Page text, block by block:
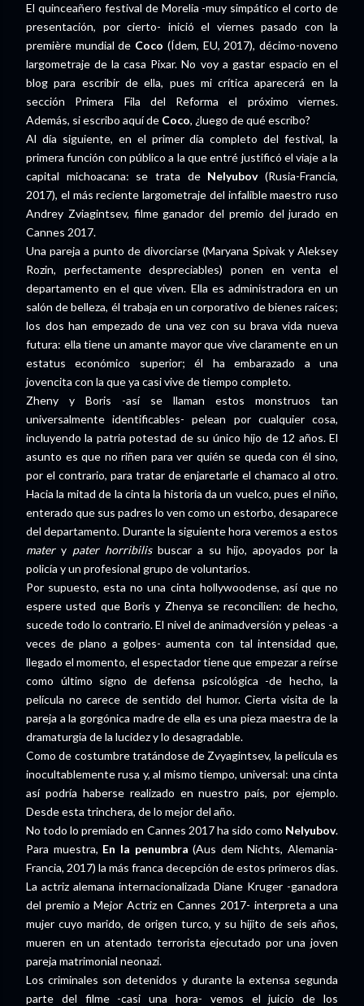
El quinceañero festival de Morelia -muy simpático el corto de
presentación, por cierto- inició el viernes pasado con la
première mundial de Coco (Ídem, EU, 2017), décimo-noveno
largometraje de la casa Pixar. No voy a gastar espacio en el
blog para escribir de ella, pues mi crítica aparecerá en la
sección Primera Fila del Reforma el próximo viernes.
Además, si escribo aquí de Coco, ¿luego de qué escribo?
Al día siguiente, en el primer día completo del festival, la
primera función con público a la que entré justificó el viaje a la
capital michoacana: se trata de Nelyubov(Rusia-Francia,
2017), el más reciente largometraje del infalible maestro ruso
Andrey Zviagintsev, filme ganador del premio del jurado en
Cannes 2017.
Una pareja a punto de divorciarse (Maryana Spivak y Aleksey
Rozin, perfectamente despreciables) ponen en venta el
departamento en el que viven. Ella es administradora en un
salón de belleza, él trabaja en un corporativo de bienes raíces;
los dos han empezado de una vez con su brava vida nueva
futura: ella tiene un amante mayor que vive claramente en un
estatus económico superior; él ha embarazado a una
jovencita con la que ya casi vive de tiempo completo.
Zheny y Boris -así se llaman estos monstruos tan
universalmente identificables- pelean por cualquier cosa,
incluyendo la patria potestad de su único hijo de 12 años. El
asunto es que no riñen para ver quién se queda con él sino,
por el contrario, para tratar de enjaretarle el chamaco al otro.
Hacia la mitad de la cinta la historia da un vuelco, pues el niño,
enterado que sus padres lo ven como un estorbo, desaparece
del departamento. Durante la siguiente hora veremos a estos
matery pater horribilisbuscar a su hijo, apoyados por la
policía y un profesional grupo de voluntarios.
Por supuesto, esta no una cinta hollywoodense, así que no
espere usted que Boris y Zhenya se reconcilien: de hecho,
sucede todo lo contrario. El nivel de animadversión y peleas -a
veces de plano a golpes- aumenta con tal intensidad que,
llegado el momento, el espectador tiene que empezar a reírse
como último signo de defensa psicológica -de hecho, la
película no carece de sentido del humor. Cierta visita de la
pareja a la gorgónica madre de ella es una pieza maestra de la
dramaturgia de la lucidez y lo desagradable.
Como de costumbre tratándose de Zvyagintsev, la película es
inocultablemente rusa y, al mismo tiempo, universal: una cinta
así podría haberse realizado en nuestro país, por ejemplo.
Desde esta trinchera, de lo mejor del año.
No todo lo premiado en Cannes 2017 ha sido como Nelyubov.
Para muestra, En la penumbra (Aus dem Nichts, Alemania-
Francia, 2017) la más franca decepción de estos primeros días.
La actriz alemana internacionalizada Diane Kruger -ganadora
del premio a Mejor Actriz en Cannes 2017- interpreta a una
mujer cuyo marido, de origen turco, y su hijito de seis años,
mueren en un atentado terrorista ejecutado por una joven
pareja matrimonial neonazi.
Los criminales son detenidos y durante la extensa segunda
parte del filme -casi una hora- vemos el juicio de los